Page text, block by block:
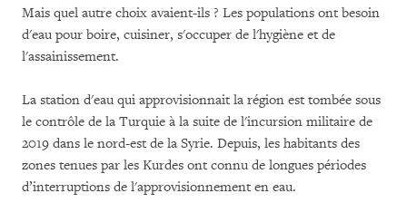
Mais quel autre choix avaient-ils ? Les populations ont besoin
d'eau pour boire, cuisiner, s'occuper de l'hygiène et de
l'assainissement.
La station d'eau qui approvisionnait la région est tombée sous
le contrôle de la Turquie à la suite de l'incursion militaire de
2019 dans le nord-est de la Syrie. Depuis, les habitants des
zones tenues par les Kurdes ont connu de longues périodes
d’interruptions de l'approvisionnement en eau.